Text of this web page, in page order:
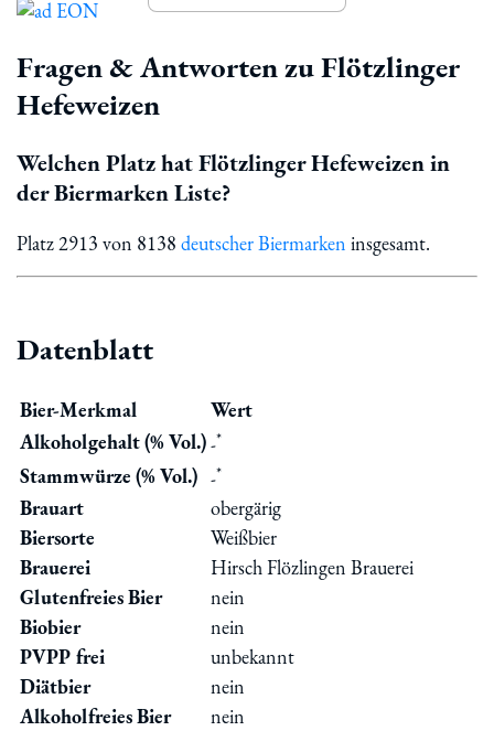
Fragen & Antworten zu Flötzlinger
Hefeweizen
Welchen Platz hat Flötzlinger Hefeweizen in
der Biermarken Liste?
Platz 2913 von 8138 deutscher Biermarken insgesamt.
Datenblatt
Bier-Merkmal
Wert
Alkoholgehalt (% Vol.)-*
Stammwürze (% Vol.) -*
Brauart
obergärig
Biersorte
Weißbier
Brauerei
Hirsch Flözlingen Brauerei
Glutenfreies Bier
nein
Biobier
nein
PVPP frei
unbekannt
Diätbier
nein
Alkoholfreies Bier
nein